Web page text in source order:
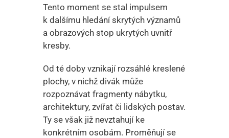
Tento moment se stal impulsem
k dalšímu hledání skrytých významů
a obrazových stop ukrytých uvnitř
kresby.
Od té doby vznikají rozsáhlé kreslené
plochy, v nichž divák může
rozpoznávat fragmenty nábytku,
architektury, zvířat či lidských postav.
Ty se však již nevztahují ke
konkrétním osobám. Proměňují se